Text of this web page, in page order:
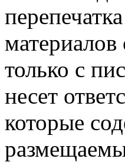
материалов
только с
несет
которые